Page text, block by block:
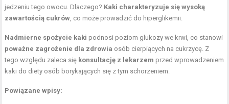
jedzeniu tego owocu. Dlaczego? Kaki charakteryzuje się wysoką
zawartością cukrów, co może prowadzić do hiperglikemii.
Nadmierne spożycie kaki podnosi poziom glukozy we krwi, co stanowi
poważne zagrożenie dla zdrowia osób cierpiących na cukrzycę. Z
tego względu zaleca się konsultację z lekarzem przed wprowadzeniem
kaki do diety osób borykających się z tym schorzeniem.
Powiązane wpisy: